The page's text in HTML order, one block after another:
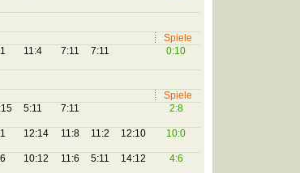
Spiele
11:4 7:11 7:11 0:10
Spiele
5:11 7:11 2:8
12:14 11:8 11:2 12:10 10:0
10:12 11:6 5:11 14:12 4:6